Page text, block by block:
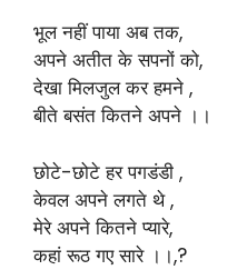
भूल नहीं पाया अब तक,
अपने अतीत के सपनों को,
देखा मिलजुल कर हमने ,
बीते बसंत कितने अपने ।।
छोटे-छोटे हर पगडंडी ,
केवल अपने लगते थे ,
मेरे अपने कितने प्यारे,
कहां रूठ गए सारे ।।,?